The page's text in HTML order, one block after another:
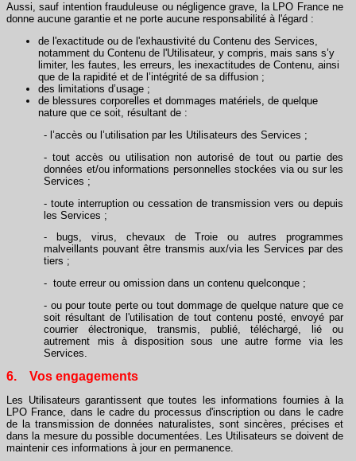
Aussi, sauf intention frauduleuse ou négligence grave, la LPO France ne
donne aucune garantie et ne porte aucune responsabilité à l'égard :
de l'exactitude ou de l'exhaustivité du Contenu des Services,
notamment du Contenu de l'Utilisateur, y compris, mais sans s’y
limiter, les fautes, les erreurs, les inexactitudes de Contenu, ainsi
que de la rapidité et de l’intégrité de sa diffusion ;
des limitations d’usage ;
de blessures corporelles et dommages matériels, de quelque
nature que ce soit, résultant de :
- l’accès ou l’utilisation par les Utilisateurs des Services ;
- tout accès ou utilisation non autorisé de tout ou partie des
données et/ou informations personnelles stockées via ou sur les
Services ;
- toute interruption ou cessation de transmission vers ou depuis
les Services ;
- bugs, virus, chevaux de Troie ou autres programmes
malveillants pouvant être transmis aux/via les Services par des
tiers ;
- toute erreur ou omission dans un contenu quelconque ;
- ou pour toute perte ou tout dommage de quelque nature que ce
soit résultant de l'utilisation de tout contenu posté, envoyé par
courrier électronique, transmis, publié, téléchargé, lié ou
autrement mis à disposition sous une autre forme via les
Services.
6. Vos engagements
Les Utilisateurs garantissent que toutes les informations fournies à la
LPO France, dans le cadre du processus d'inscription ou dans le cadre
de la transmission de données naturalistes, sont sincères, précises et
dans la mesure du possible documentées. Les Utilisateurs se doivent de
maintenir ces informations à jour en permanence.